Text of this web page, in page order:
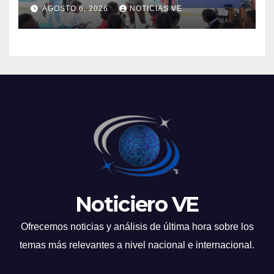
damnificados en La Guaira
AGOSTO 6, 2026 NOTICIAS VE
Noticiero VE
Ofrecemos noticias y análisis de última hora sobre los
temas más relevantes a nivel nacional e internacional.